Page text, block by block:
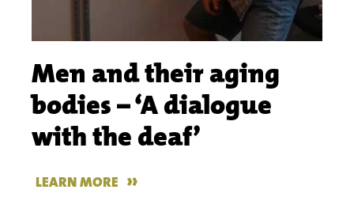
Men and their aging
bodies – ‘A dialogue
with the deaf’
LEARN MORE »